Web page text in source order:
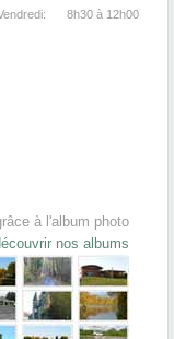
8h30 à
à l'album photo
nos albums